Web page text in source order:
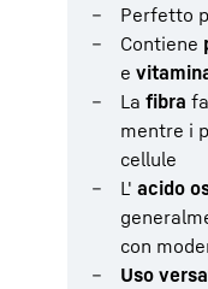
Perfetto
Contiene
e
La fibra
mentre i
cellule
L' acido
con
Uso